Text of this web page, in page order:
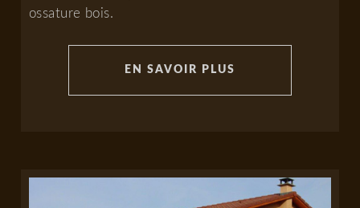
ossature bois.
EN SAVOIR PLUS